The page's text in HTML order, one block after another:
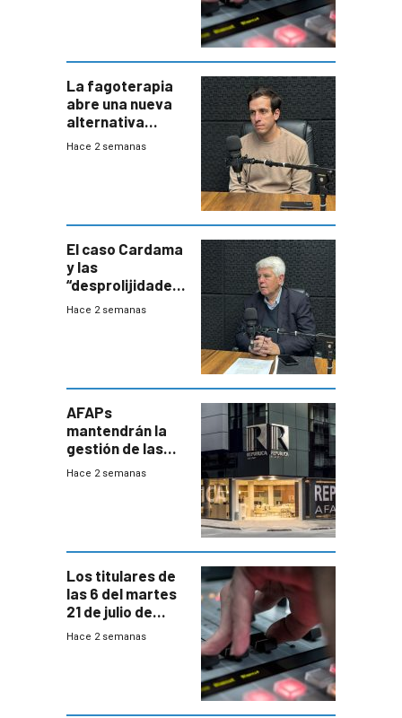
La fagoterapia
abre una nueva
alternativa
contra bacterias
innovadora
Hace 2 semanas
El caso Cardama
y las
“desprolijidades”
que la
Hace 2 semanas
AFAPs
mantendrán la
gestión de las
cuentas
Hace 2 semanas
Los titulares de
las 6 del martes
21 de julio de
2026
Hace 2 semanas